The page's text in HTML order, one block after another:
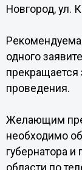
Новгород, ул.
одного
прекращается
проведения.
Желающим
необходимо
губернатора
области по